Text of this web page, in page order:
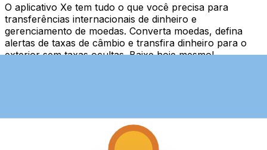
O aplicativo Xe tem tudo o que você precisa para
transferências internacionais de dinheiro e
gerenciamento de moedas. Converta moedas, defina
alertas de taxas de câmbio e transfira dinheiro para o
exterior sem taxas ocultas. Baixe hoje mesmo!